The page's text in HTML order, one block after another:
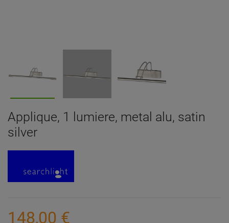
Applique, 1 lumiere, metal alu, satin
silver
148,00 €